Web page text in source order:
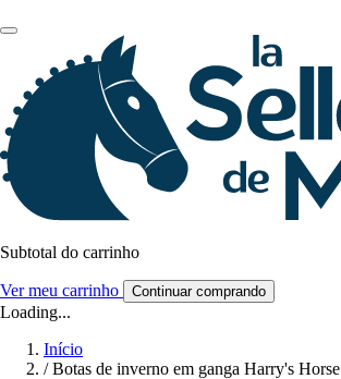
Subtotal do carrinho
Ver meu carrinho Continuar comprando
Loading...
Início
/ Botas de inverno em ganga Harry's Horse